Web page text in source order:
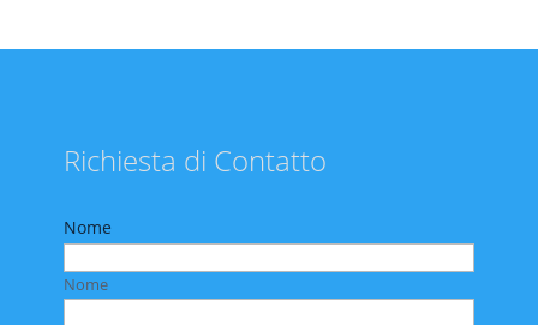
Richiesta di Contatto
Nome
Nome